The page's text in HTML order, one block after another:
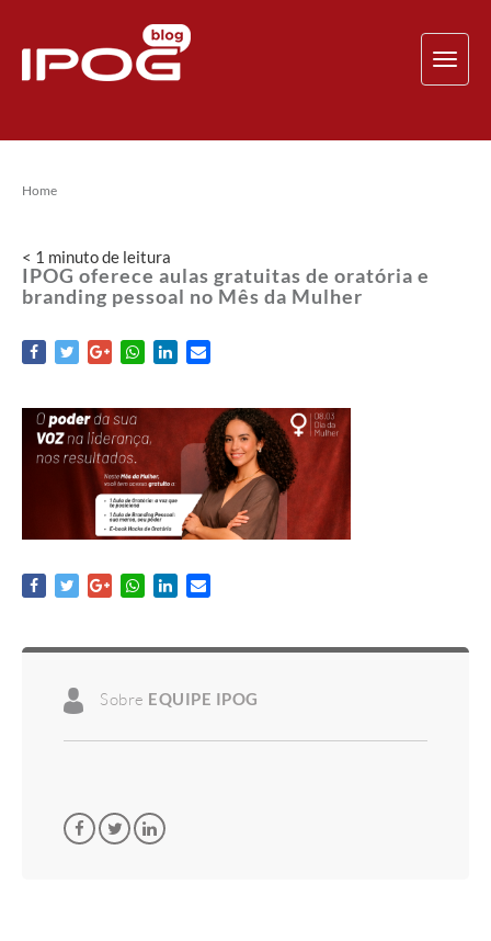
Home
< 1 minutode leitura
IPOG oferece aulas gratuitas de oratória e
branding pessoal no Mês da Mulher
Sobre EQUIPE IPOG